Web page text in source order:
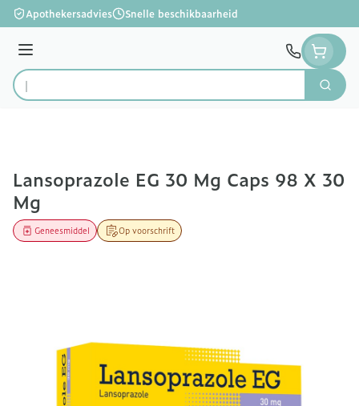
Ga naar de inhoud
Apothekersadvies Snelle beschikbaarheid
Menu
Product, merk, categorie...
Zoek
Lansoprazole EG 30 Mg Caps 98 X 30
Mg
Op voorschrift
Geneesmiddel